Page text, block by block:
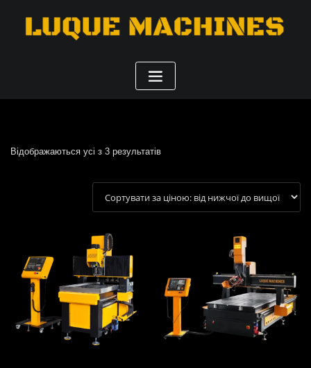
Відображаються усі з 3 результатівСортування
ціною:
від
найнижчої